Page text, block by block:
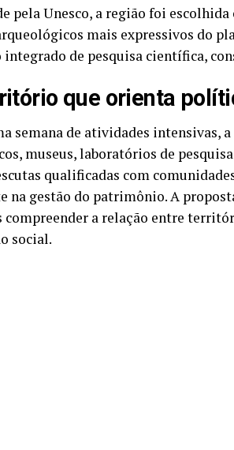
pela Unesco, a região foi
mais expressivos do
de pesquisa científica,
que orienta
semana de atividades intensivas,
museus, laboratórios de
qualificadas com
na gestão do patrimônio. A
compreender a relação entre
social.